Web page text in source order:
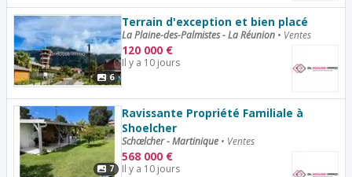
6
Terrain d'exception et bien placé
La Plaine-des-Palmistes - La Réunion • Ventes
120 000 €
Il y a 10 jours
7
Ravissante Propriété Familiale à
Shoelcher
Schœlcher - Martinique • Ventes
568 000 €
Il y a 10 jours